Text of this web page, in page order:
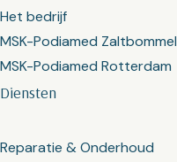
Diensten
Reparatie & Onderhoud
Het bedrijf
MSK-Podiamed Zaltbommel
MSK-Podiamed Rotterdam